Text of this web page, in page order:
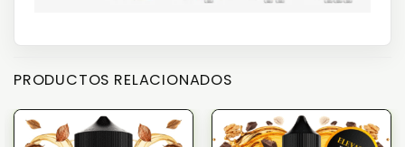
PRODUCTOS RELACIONADOS